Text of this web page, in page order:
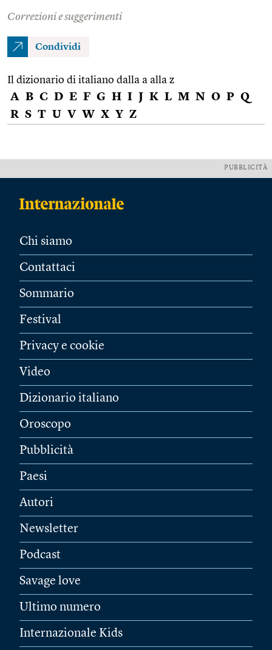
Correzioni e suggerimenti
Condividi
Il dizionario di italiano dalla a alla z
A B C D E F G H I J K L M N O P Q
R S T U V W X Y Z
PUBBLICITÀ
Chi siamo
Contattaci
Sommario
Festival
Privacy e cookie
Video
Dizionario italiano
Oroscopo
Pubblicità
Paesi
Autori
Newsletter
Podcast
Savage love
Ultimo numero
Internazionale Kids